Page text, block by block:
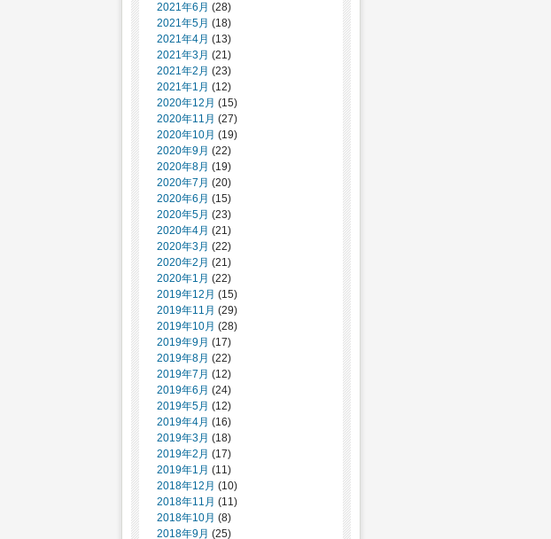
2021年6月 (28)
2021年5月 (18)
2021年4月 (13)
2021年3月 (21)
2021年2月 (23)
2021年1月 (12)
2020年12月 (15)
2020年11月 (27)
2020年10月 (19)
2020年9月 (22)
2020年8月 (19)
2020年7月 (20)
2020年6月 (15)
2020年5月 (23)
2020年4月 (21)
2020年3月 (22)
2020年2月 (21)
2020年1月 (22)
2019年12月 (15)
2019年11月 (29)
2019年10月 (28)
2019年9月 (17)
2019年8月 (22)
2019年7月 (12)
2019年6月 (24)
2019年5月 (12)
2019年4月 (16)
2019年3月 (18)
2019年2月 (17)
2019年1月 (11)
2018年12月 (10)
2018年11月 (11)
2018年10月 (8)
2018年9月 (25)